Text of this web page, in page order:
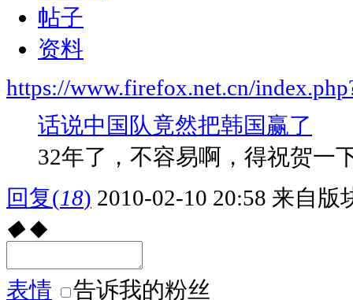
帖子
资料
https://www.firefox.net.cn/
话说中国队竟然把韩国赢了
32年了，不容易啊，得祝贺一
回复(18) 2010-02-10 20:58 来自版
◆ ◆
表情 告诉我的粉丝